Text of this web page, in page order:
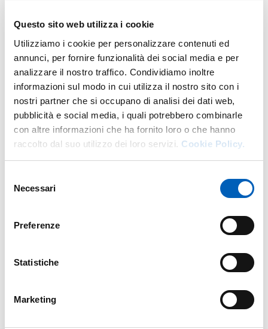
Questo sito web utilizza i cookie
Utilizziamo i cookie per personalizzare contenuti ed
annunci, per fornire funzionalità dei social media e per
analizzare il nostro traffico. Condividiamo inoltre
informazioni sul modo in cui utilizza il nostro sito con i
nostri partner che si occupano di analisi dei dati web,
pubblicità e social media, i quali potrebbero combinarle
con altre informazioni che ha fornito loro o che hanno
raccolto dal suo utilizzo dei loro servizi. Cookie Policy.
delNecessari
Preferenze
Statistiche
Marketing
More facility staff at this address
Personale tecnico amministrativo